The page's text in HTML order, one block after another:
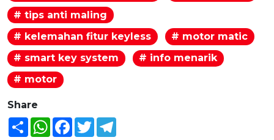
# tips anti maling
# kelemahan fitur keyless
# motor matic
# smart key system
# info menarik
# motor
Share
Share WhatsAppFacebook
Twitter